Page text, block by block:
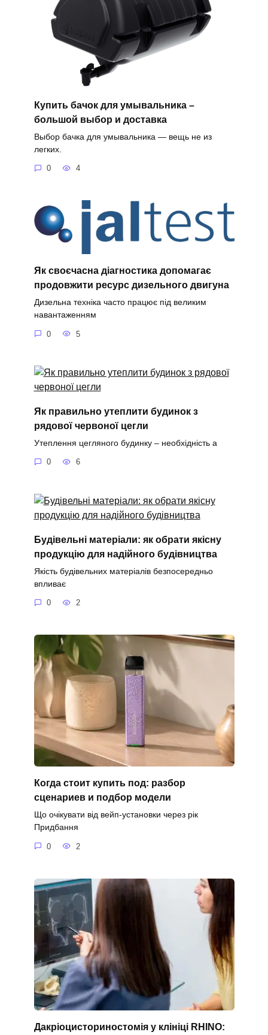
Купить бачок для умывальника –
большой выбор и доставка
Выбор бачка для умывальника — вещь не из
легких.
0 4
Як своєчасна діагностика допомагає
продовжити ресурс дизельного двигуна
Дизельна техніка часто працює під великим
навантаженням
0 5
Як правильно утеплити будинок з
рядової червоної цегли
Утеплення цегляного будинку – необхідність а
0 6
Будівельні матеріали: як обрати якісну
продукцію для надійного будівництва
Якість будівельних матеріалів безпосередньо
впливає
0 2
Когда стоит купить под: разбор
сценариев и подбор модели
Що очікувати від вейп-установки через рік
Придбання
0 2
Дакріоцисториностомія у клініці RHINO: